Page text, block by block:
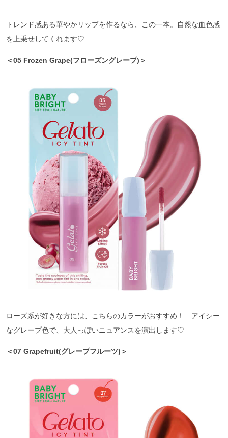
トレンド感ある華やかリップを作るなら、この一本。自然な血色感
を上乗せしてくれます♡
＜05 Frozen Grape(フローズングレープ)＞
ローズ系が好きな方には、こちらのカラーがおすすめ！ アイシー
なグレープ色で、大人っぽいニュアンスを演出します♡
＜07 Grapefruit(グレープフルーツ)＞